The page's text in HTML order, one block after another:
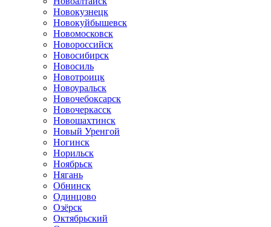
Новокузнецк
Новокуйбышевск
Новомосковск
Новороссийск
Новосибирск
Новосиль
Новотроицк
Новоуральск
Новочебоксарск
Новочеркасск
Новошахтинск
Новый Уренгой
Ногинск
Норильск
Ноябрьск
Нягань
Обнинск
Одинцово
Озёрск
Октябрьский